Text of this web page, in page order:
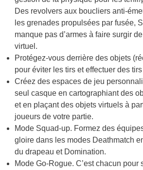
Des revolvers aux boucliers anti-
les grenades propulsées par fusée,
manque pas d’armes à faire surgir
virtuel.
Protégez-vous derrière des objets
pour éviter les tirs et effectuer des
Créez des espaces de jeu
seul casque en cartographiant des
et en plaçant des objets virtuels à
joueurs de votre partie.
Mode Squad-up. Formez des
gloire dans les modes Deathmatch
du drapeau et Domination.
Mode Go-Rogue. C’est chacun pour